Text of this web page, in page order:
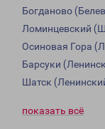
Богданово
Ломинцевский
Осиновая Гора
Барсуки
Шатск
показать всё